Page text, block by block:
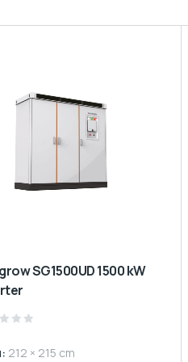
212 × 215 cm